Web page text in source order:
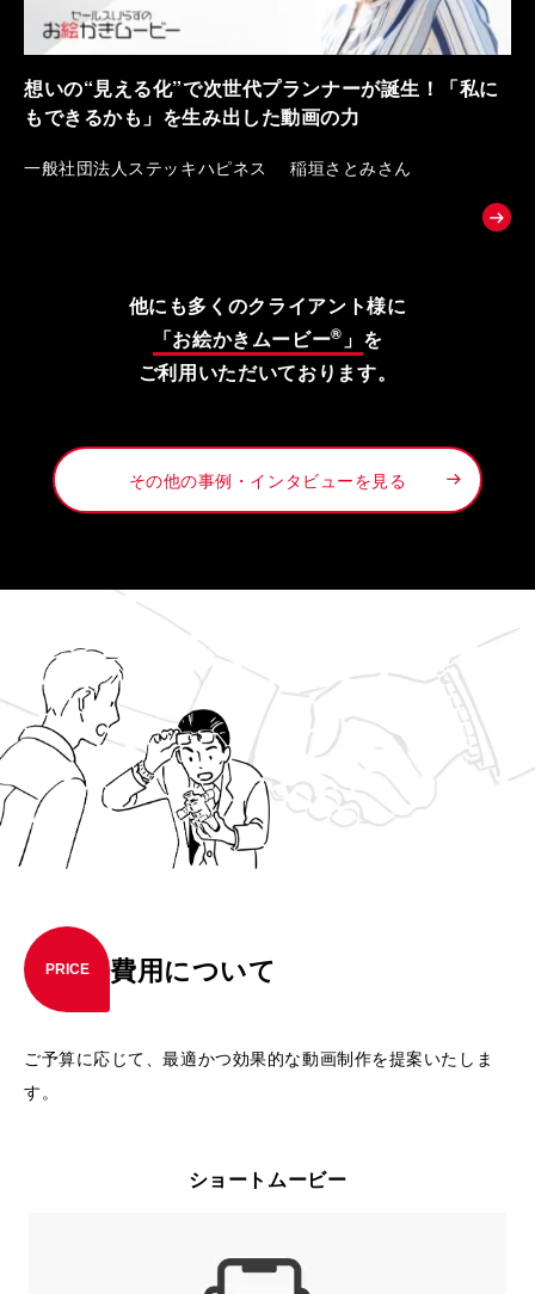
想いの“見える化”で次世代プランナーが誕生！「私に
もできるかも」を生み出した動画の力
一般社団法人ステッキハピネス 稲垣さとみさん
他にも多くのクライアント様に
「お絵かきムービー® 」 を
ご利用いただいております。
その他の事例・インタビューを見る
PRICE 費用について
ご予算に応じて、最適かつ効果的な動画制作を提案いたしま
す。
ショートムービー